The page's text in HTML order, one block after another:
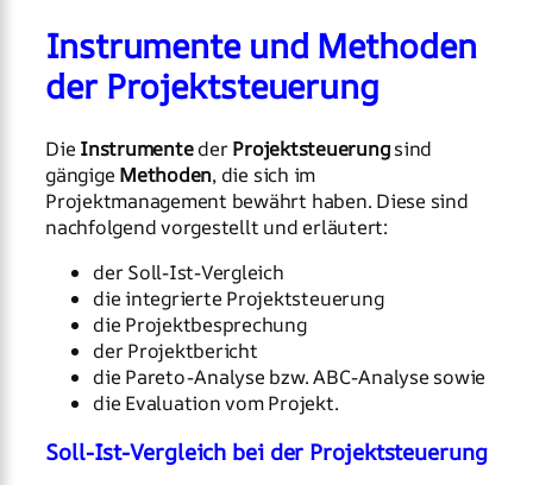
Instrumente und Methoden
der Projektsteuerung
Die InstrumentederProjektsteuerungsind
gängige Methoden, die sich im
Projektmanagement bewährt haben. Diese sind
nachfolgend vorgestellt und erläutert:
der Soll-Ist-Vergleich
die integrierte Projektsteuerung
die Projektbesprechung
der Projektbericht
die Pareto-Analyse bzw. ABC-Analyse sowie
die Evaluation vom Projekt.
Soll-Ist-Vergleich bei der Projektsteuerung